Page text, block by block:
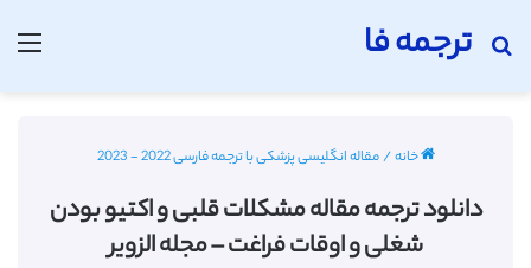
ترجمه فا
جستجو برای
خانه/مقاله انگلیسی پزشکی با ترجمه فارسی 2022 - 2023
دانلود ترجمه مقاله مشکلات قلبی و اکتیو بودن
شغلی و اوقات فراغت – مجله الزویر